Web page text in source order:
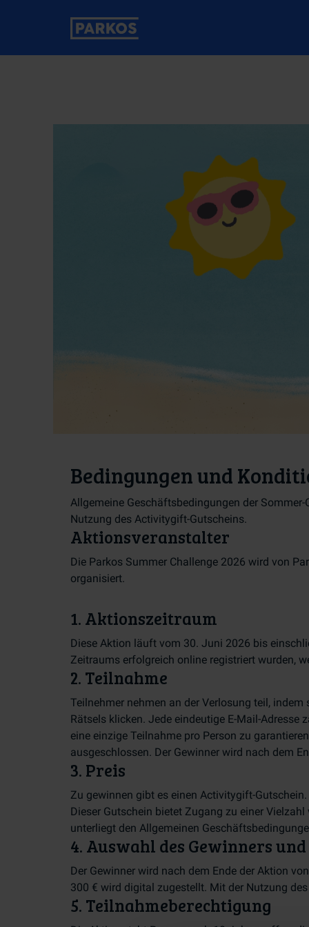
Bedingungen und
Allgemeine Geschäftsbedingungen der
Nutzung des Activitygift-Gutscheins.
Aktionsveranstalter
Die Parkos Summer Challenge 2026 wird von
organisiert.
1. Aktionszeitraum
Diese Aktion läuft vom 30. Juni 2026 bis
Zeitraums erfolgreich online registriert wurden,
2. Teilnahme
Teilnehmer nehmen an der Verlosung teil,
Rätsels klicken. Jede eindeutige E-Mail-
eine einzige Teilnahme pro Person zu
ausgeschlossen. Der Gewinner wird nach dem
3. Preis
Zu gewinnen gibt es einen Activitygift-
Dieser Gutschein bietet Zugang zu einer
unterliegt den Allgemeinen
4. Auswahl des Gewinners
Der Gewinner wird nach dem Ende der Aktion
300 € wird digital zugestellt. Mit der Nutzung
5. Teilnahmeberechtigung